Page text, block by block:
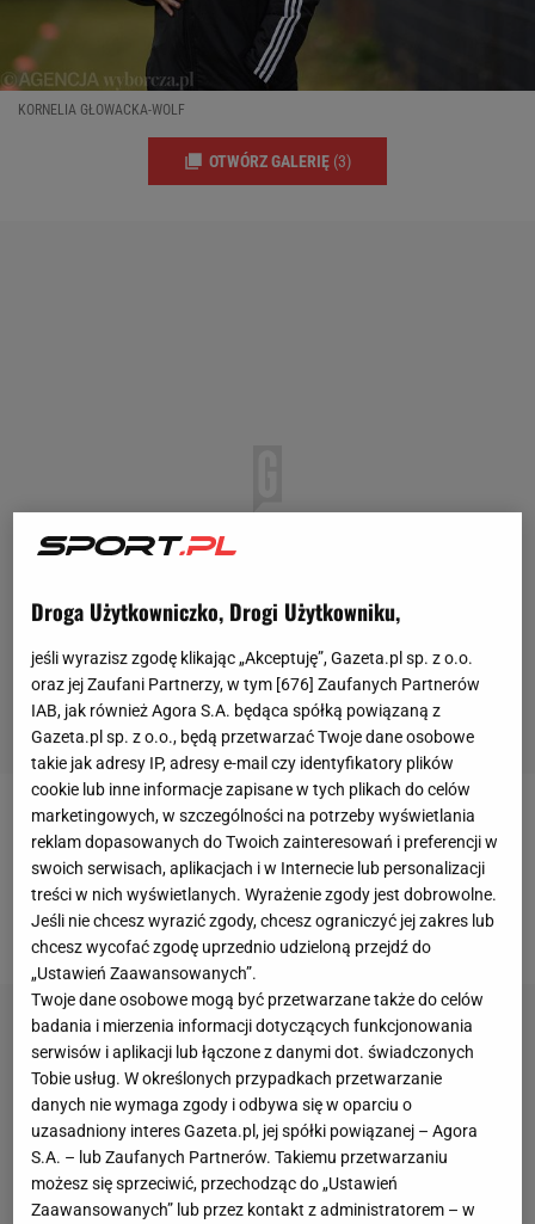
KORNELIA GŁOWACKA-WOLF
OTWÓRZ GALERIĘ (3)
TreneŚląska Romuald Szukiełowicz wypowiedział
się na temat wyjazdu do Gliwic, by zmierzyć się z
tamtejszym Piastem. Początek spotkania Piast -
Śląsk dziś o godz. 20.30.
Droga Użytkowniczko, Drogi Użytkowniku,
jeśli wyrazisz zgodę klikając „Akceptuję”, Gazeta.pl sp. z o.o.
oraz jej Zaufani Partnerzy, w tym [676] Zaufanych Partnerów
IAB, jak również Agora S.A. będąca spółką powiązaną z
Gazeta.pl sp. z o.o., będą przetwarzać Twoje dane osobowe
takie jak adresy IP, adresy e-mail czy identyfikatory plików
cookie lub inne informacje zapisane w tych plikach do celów
marketingowych, w szczególności na potrzeby wyświetlania
reklam dopasowanych do Twoich zainteresowań i preferencji w
swoich serwisach, aplikacjach i w Internecie lub personalizacji
treści w nich wyświetlanych. Wyrażenie zgody jest dobrowolne.
Jeśli nie chcesz wyrazić zgody, chcesz ograniczyć jej zakres lub
chcesz wycofać zgodę uprzednio udzieloną przejdź do
„Ustawień Zaawansowanych”.
Twoje dane osobowe mogą być przetwarzane także do celów
badania i mierzenia informacji dotyczących funkcjonowania
serwisów i aplikacji lub łączone z danymi dot. świadczonych
Tobie usług. W określonych przypadkach przetwarzanie
danych nie wymaga zgody i odbywa się w oparciu o
uzasadniony interes Gazeta.pl, jej spółki powiązanej – Agora
S.A. – lub Zaufanych Partnerów. Takiemu przetwarzaniu
możesz się sprzeciwić, przechodząc do „Ustawień
Zaawansowanych” lub przez kontakt z administratorem – w